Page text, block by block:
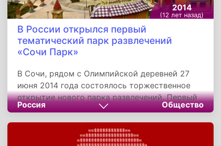
2014
(12 лет назад)
В России открылся первый
тематический парк развлечений
«Сочи Парк»
В Сочи, рядом с Олимпийской деревней 27
июня 2014 года состоялось торжественное
открытие нового парка развлечений. Первый
тематический парк России появился на
территории Адлерского района в
Имеретинской низменности. Кульминацией
Россия Общество